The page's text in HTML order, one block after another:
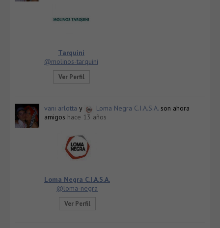
Tarquini
@molinos-tarquini
Ver Perfil
vani arlotta y Loma Negra C.I.A.S.A. son ahora
amigos hace 13 años
Loma Negra C.I.A.S.A.
@loma-negra
Ver Perfil